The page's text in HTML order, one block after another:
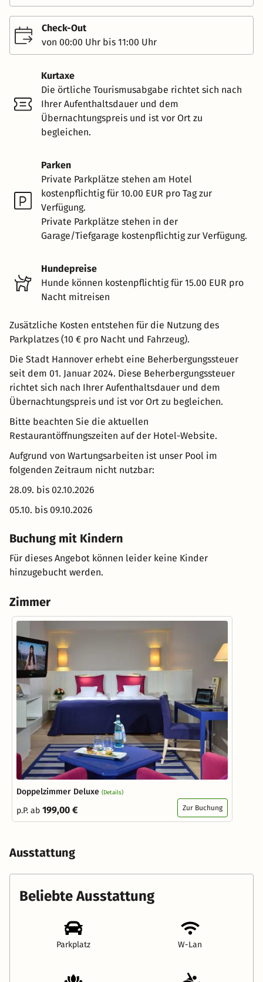
Check-Out
von 00:00 Uhr bis 11:00 Uhr
Kurtaxe
Die örtliche Tourismusabgabe richtet sich nach
Ihrer Aufenthaltsdauer und dem
Übernachtungspreis und ist vor Ort zu
begleichen.
Parken
Private Parkplätze stehen am Hotel
kostenpflichtig für 10.00 EUR pro Tag zur
Verfügung.
Private Parkplätze stehen in der
Garage/Tiefgarage kostenpflichtig zur Verfügung.
Hundepreise
Hunde können kostenpflichtig für 15.00 EUR pro
Nacht mitreisen
Zusätzliche Kosten entstehen für die Nutzung des
Parkplatzes (10 € pro Nacht und Fahrzeug).
Die Stadt Hannover erhebt eine Beherbergungssteuer
seit dem 01. Januar 2024. Diese Beherbergungssteuer
richtet sich nach Ihrer Aufenthaltsdauer und dem
Übernachtungspreis und ist vor Ort zu begleichen.
Bitte beachten Sie die aktuellen
Restaurantöffnungszeiten auf der Hotel-Website.
Aufgrund von Wartungsarbeiten ist unser Pool im
folgenden Zeitraum nicht nutzbar:
28.09. bis 02.10.2026
05.10. bis 09.10.2026
Buchung mit Kindern
Für dieses Angebot können leider keine Kinder
hinzugebucht werden.
Zimmer
Doppelzimmer Deluxe (Details)
p.P. ab 199,00 € Zur Buchung
Ausstattung
Beliebte Ausstattung
Parkplatz W-Lan